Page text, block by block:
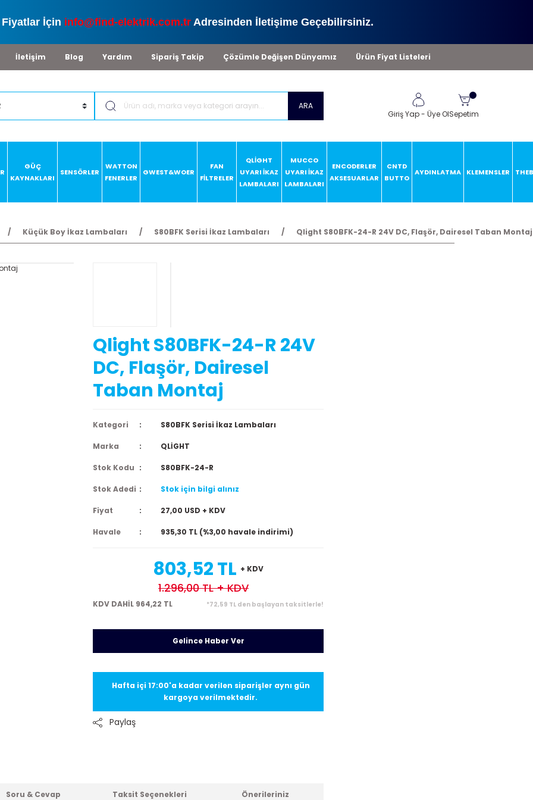
Fiyatlar İçin info@find-elektrik.com.trAdresinden İletişime Geçebilirsiniz.
İletişim Blog Yardım Sipariş Takip Çözümle Değişen Dünyamız Ürün Fiyat Listeleri
ARA
Giriş Yap- Üye OlSepetim
GÜÇ
KAYNAKLARI
SENSÖRLER
WATTON
FENERLER
GWEST&WOER
FAN
FİLTRELER
QLİGHT
UYARI İKAZ
LAMBALARI
MUCCO
UYARI İKAZ
LAMBALARI
ENCODERLER
AKSESUARLAR
CNTD
BUTTO
AYDINLATMA KLEMENSLER
Küçük Boy İkaz Lambaları S80BFK Serisi İkaz Lambaları Qlight S80BFK-24-R 24V DC, Flaşör, Dairesel Taban Montaj
Qlight S80BFK-24-R 24V
DC, Flaşör, Dairesel
Taban Montaj
Kategori S80BFK Serisi İkaz Lambaları
Marka QLİGHT
Stok Kodu S80BFK-24-R
Stok Adedi Stok için bilgi alınız
Fiyat 27,00 USD + KDV
Havale 935,30 TL (%3,00 havale indirimi)
803,52 TL + KDV
1.296,00 TL+ KDV
KDV DAHİL 964,22 TL *72,59 TL den başlayan taksitlerle!
Gelince Haber Ver
Hafta içi 17:00'a kadar verilen siparişler aynı gün
kargoya verilmektedir.
Paylaş
Soru & Cevap Taksit Seçenekleri Önerileriniz